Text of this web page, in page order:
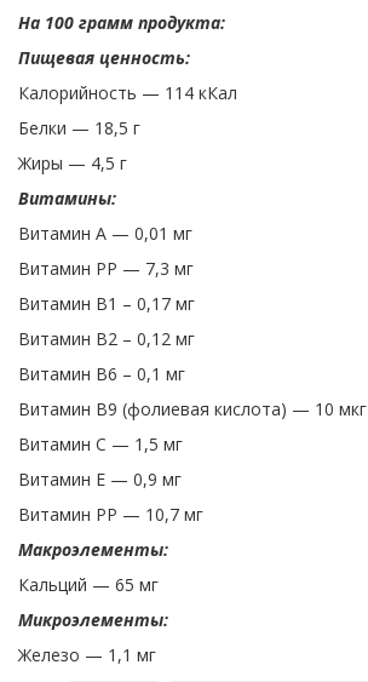
На 100 грамм продукта:
Пищевая ценность:
Калорийность — 114 кКал
Белки — 18,5 г
Жиры — 4,5 г
Витамины:
Витамин A — 0,01 мг
Витамин PP — 7,3 мг
Витамин B1 – 0,17 мг
Витамин B2 – 0,12 мг
Витамин B6 – 0,1 мг
Витамин B9 (фолиевая кислота) — 10 мкг
Витамин С — 1,5 мг
Витамин Е — 0,9 мг
Витамин PP — 10,7 мг
Макроэлементы:
Кальций — 65 мг
Микроэлементы:
Железо — 1,1 мг